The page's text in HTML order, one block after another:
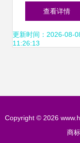
公司商标logo
计与转让新途
查看详情
更新时间：2026-08-
11:26:13
Copyright © 2026
商